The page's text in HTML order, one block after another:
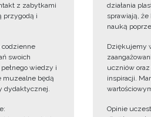
z zabytkami
przygodą i
swoich
wiedzy i
muzealne będą
dydaktycznej.
działania
sprawiają,
nauką
Dziękujemy
uczniów
inspiracji.
Opinie